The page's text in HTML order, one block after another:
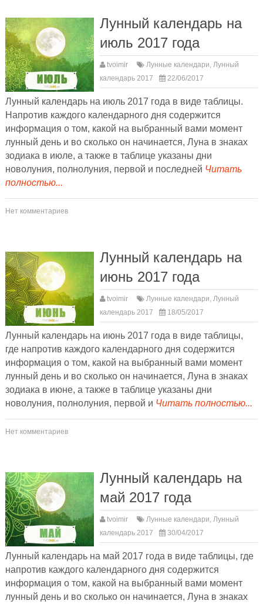
Лунный календарь на
июль 2017 года
tvoimir Лунные календари,Лунный
календарь 2017
22/06/2017
Лунный календарь на июль 2017 года в виде таблицы.
Напротив каждого календарного дня содержится
информация о том, какой на выбранный вами момент
лунный день и во сколько он начинается, Луна в знаках
зодиака в июле, а также в таблице указаны дни
новолуния, полнолуния, первой и последней Читать
полностью...
Нет комментариев
Лунный календарь на
июнь 2017 года
tvoimir Лунные календари,Лунный
календарь 2017
18/05/2017
Лунный календарь на июнь 2017 года в виде таблицы,
где напротив каждого календарного дня содержится
информация о том, какой на выбранный вами момент
лунный день и во сколько он начинается, Луна в знаках
зодиака в июне, а также в таблице указаны дни
новолуния, полнолуния, первой и Читать полностью...
Нет комментариев
Лунный календарь на
май 2017 года
tvoimir Лунные календари,Лунный
календарь 2017
30/04/2017
Лунный календарь на май 2017 года в виде таблицы, где
напротив каждого календарного дня содержится
информация о том, какой на выбранный вами момент
лунный день и во сколько он начинается, Луна в знаках